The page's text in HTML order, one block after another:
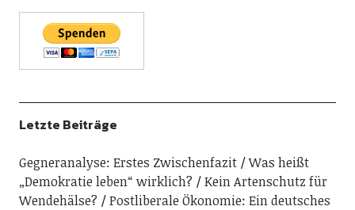
Letzte Beiträge
Gegneranalyse: Erstes Zwischenfazit
Was heißt
„Demokratie leben“ wirklich?
Kein Artenschutz für
Wendehälse?
Postliberale Ökonomie: Ein deutsches